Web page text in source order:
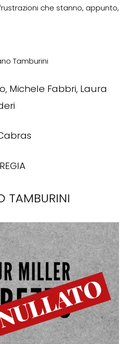
che stanno, appunto,
Michele Fabbri, Laura
REGIA
TAMBURINI